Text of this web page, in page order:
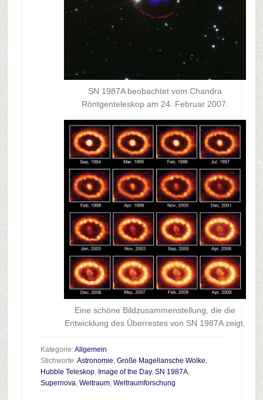
SN 1987A beobachtet vom Chandra
Röntgenteleskop am 24. Februar 2007.
Eine schöne Bildzusammenstellung, die die
Entwicklung des Überrestes von SN 1987A zeigt.
Kategorie:Allgemein
Stichworte:Astronomie, Große Magellansche Wolke,
Hubble Teleskop, Image of the Day, SN 1987A,
Supernova, Weltraum, Weltraumforschung